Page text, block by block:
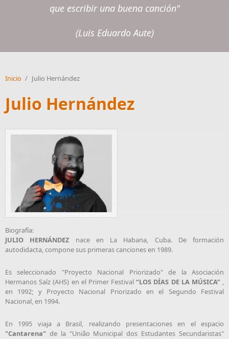
que escribir una buena canción"
(Luis Eduardo Aute)
Inicio / Julio Hernández
Julio Hernández
Biografía:
JULIO HERNÁNDEZ nace en La Habana, Cuba. De formación
autodidacta, compone sus primeras canciones en 1989.
Es seleccionado "Proyecto Nacional Priorizado" de la Asociación
Hermanos Saíz (AHS) en el Primer Festival“LOS DÍAS DE LA MÚSICA”,
en 1992; y Proyecto Nacional Priorizado en el Segundo Festival
Nacional, en 1994.
En 1995 viaja a Brasil, realizando presentaciones en el espacio
"Cantarena" de la "União Municipal dos Estudantes Secundaristas"